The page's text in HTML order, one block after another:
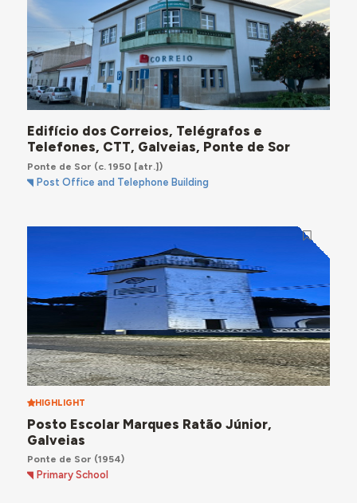
Edifício dos Correios, Telégrafos e
Telefones, CTT, Galveias, Ponte de Sor
Ponte de Sor (c. 1950 [atr.])
Post Office and Telephone Building
HIGHLIGHT
Posto Escolar Marques Ratão Júnior,
Galveias
Ponte de Sor (1954)
Primary School